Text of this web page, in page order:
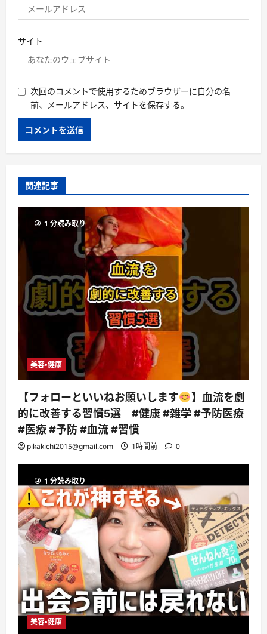
サイト
次回のコメントで使用するためブラウザーに自分の名
前、メールアドレス、サイトを保存する。
関連記事
1 分読み取り
美容・健康
【フォローといいねお願いします
】血流を劇
的に改善する習慣5選 #健康 #雑学 #予防医療
#医療 #予防 #血流 #習慣
pikakichi2015@gmail.com 1時間前 0
1 分読み取り
美容・健康